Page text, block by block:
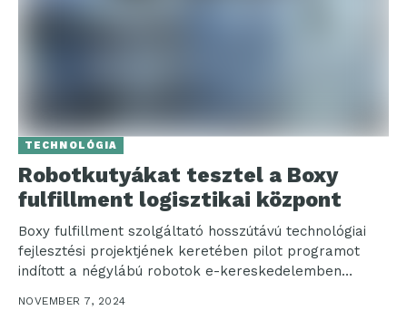
TECHNOLÓGIA
Robotkutyákat tesztel a Boxy
fulfillment logisztikai központ
Boxy fulfillment szolgáltató hosszútávú technológiai
fejlesztési projektjének keretében pilot programot
indított a négylábú robotok e-kereskedelemben
érdekében. A kísérlet célja, hogy...
NOVEMBER 7, 2024